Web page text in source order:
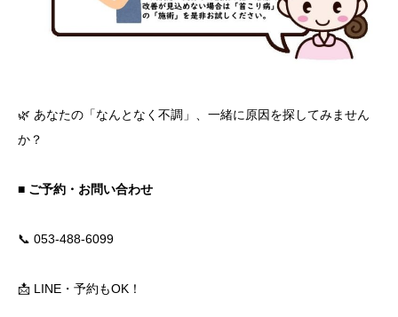
🌿 あなたの「なんとなく不調」、一緒に原因を探してみません
か？
■ ご予約・お問い合わせ
📞 053-488-6099
📩 LINE・予約もOK！